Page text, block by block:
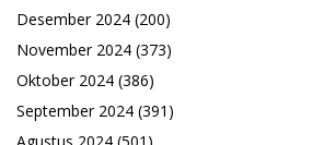
Desember 2024 (200)
November 2024 (373)
Oktober 2024 (386)
September 2024 (391)